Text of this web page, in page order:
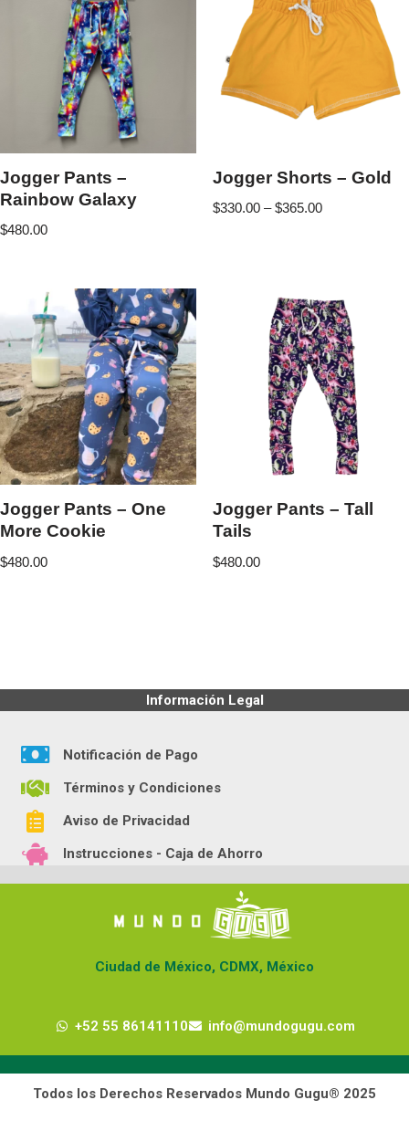
Jogger Pants –
Rainbow Galaxy
$480.00
Jogger Shorts – Gold
$330.00 – $365.00
Jogger Pants – One
More Cookie
$480.00
Jogger Pants – Tall
Tails
$480.00
Información Legal
Notificación de Pago
Términos y Condiciones
Aviso de Privacidad
Instrucciones - Caja de Ahorro
Ciudad de México, CDMX, México
+52 55 86141110 info@mundogugu.com
Todos los Derechos Reservados Mundo Gugu® 2025